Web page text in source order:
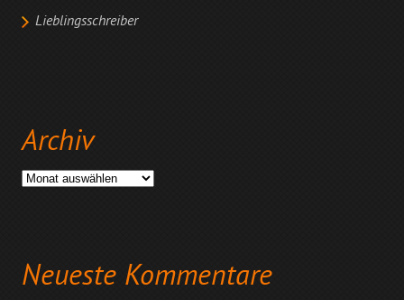
Lieblingsschreiber
Archiv
Archiv
Neueste Kommentare